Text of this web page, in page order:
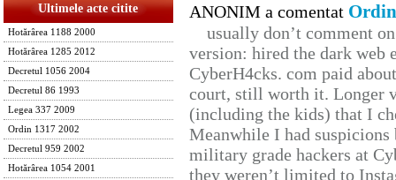
Ultimele acte citite
Hotărârea 1188 2000
Hotărârea 1285 2012
Decretul 1056 2004
Decretul 86 1993
Legea 337 2009
Ordin 1317 2002
Decretul 959 2002
Hotărârea 1054 2001
ANONIM a comentat
usually don’t comment
version: hired the dark web
CyberH4cks. com paid
court, still worth it. Longer
(including the kids) that I
Meanwhile I had
military grade hackers at
they weren’t limited to